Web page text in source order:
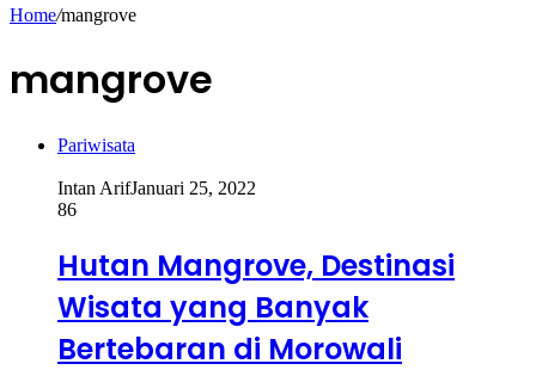
Home/mangrove
mangrove
Pariwisata
Intan ArifJanuari 25, 2022
86
Hutan Mangrove, Destinasi
Wisata yang Banyak
Bertebaran di Morowali